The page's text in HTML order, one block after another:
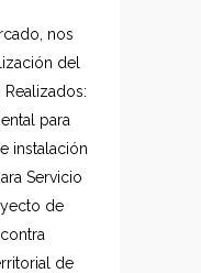
nos
del
para
instalación
Servicio
de
de